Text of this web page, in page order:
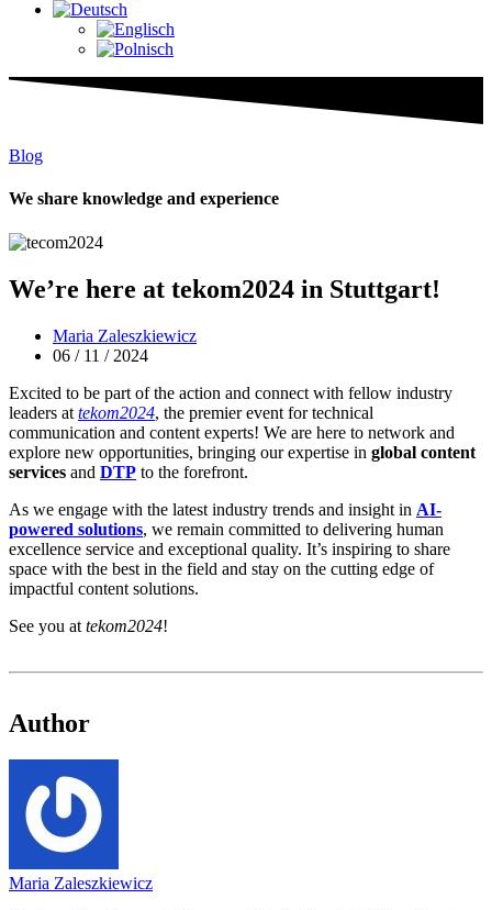
Blog
We share knowledge and experience
We’re here at tekom2024 in Stuttgart!
Maria Zaleszkiewicz
06 / 11 / 2024
Excited to be part of the action and connect with fellow industry
leaders at tekom2024, the premier event for technical
communication and content experts! We are here to network and
explore new opportunities, bringing our expertise in global content
services and DTP to the forefront.
As we engage with the latest industry trends and insight in AI-
powered solutions, we remain committed to delivering human
excellence service and exceptional quality. It’s inspiring to share
space with the best in the field and stay on the cutting edge of
impactful content solutions.
See you at tekom2024!
Author
Maria Zaleszkiewicz